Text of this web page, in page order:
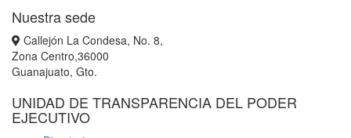
Nuestra sede
Callejón La Condesa, No. 8,
Zona Centro,36000
Guanajuato, Gto.
UNIDAD DE TRANSPARENCIA DEL PODER
EJECUTIVO